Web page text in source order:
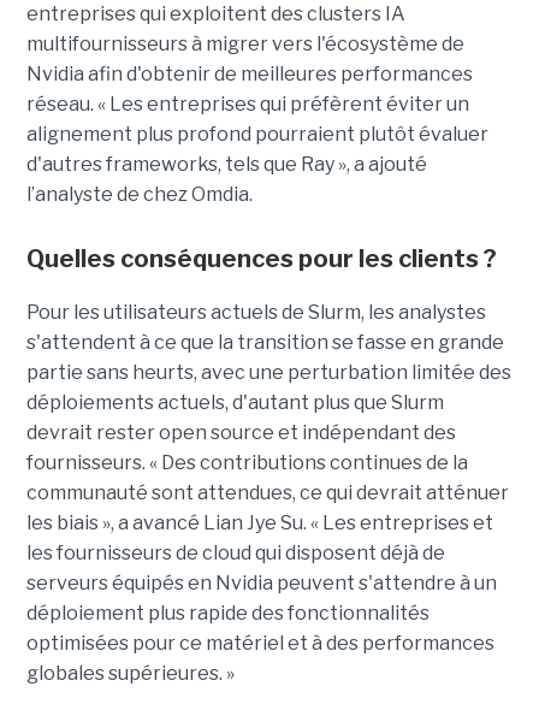
entreprises qui exploitent des clusters IA
multifournisseurs à migrer vers l'écosystème de
Nvidia afin d'obtenir de meilleures performances
réseau. « Les entreprises qui préfèrent éviter un
alignement plus profond pourraient plutôt évaluer
d'autres frameworks, tels que Ray », a ajouté
l’analyste de chez Omdia.
Quelles conséquences pour les clients ?
Pour les utilisateurs actuels de Slurm, les analystes
s'attendent à ce que la transition se fasse en grande
partie sans heurts, avec une perturbation limitée des
déploiements actuels, d'autant plus que Slurm
devrait rester open source et indépendant des
fournisseurs. « Des contributions continues de la
communauté sont attendues, ce qui devrait atténuer
les biais », a avancé Lian Jye Su. « Les entreprises et
les fournisseurs de cloud qui disposent déjà de
serveurs équipés en Nvidia peuvent s'attendre à un
déploiement plus rapide des fonctionnalités
optimisées pour ce matériel et à des performances
globales supérieures. »